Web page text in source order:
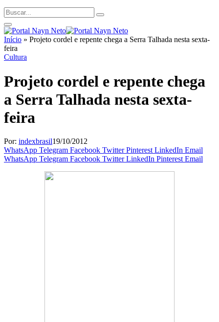
Início » Projeto cordel e repente chega a Serra Talhada nesta sexta-
feira
Cultura
Projeto cordel e repente chega
a Serra Talhada nesta sexta-
feira
Por: indexbrasil19/10/2012
WhatsApp Telegram Facebook Twitter Pinterest LinkedIn Email
WhatsApp Telegram Facebook Twitter LinkedIn Pinterest Email